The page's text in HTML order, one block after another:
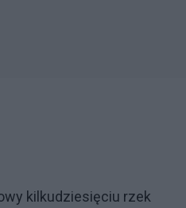
kilkudziesięciu rzek